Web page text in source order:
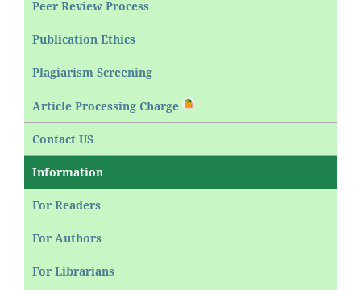
Peer Review Process
Publication Ethics
Plagiarism Screening
Article Processing Charge
Contact US
Information
For Readers
For Authors
For Librarians